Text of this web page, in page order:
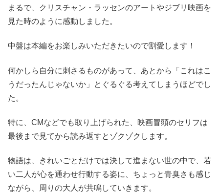
まるで、クリスチャン・ラッセンのアートやジブリ映画を
見た時のように感動しました。
中盤は本編をお楽しみいただきたいので割愛します！
何かしら自分に刺さるものがあって、あとから「これはこ
うだったんじゃないか」とぐるぐる考えてしまうほどでし
た。
特に、CMなどでも取り上げられた、映画冒頭のセリフは
最後まで見てから読み返すとゾクゾクします。
物語は、きれいごとだけでは決して進まない世の中で、若
い二人が心を通わせ行動する姿に、ちょっと青臭さも感じ
ながら、周りの大人が共鳴していきます。